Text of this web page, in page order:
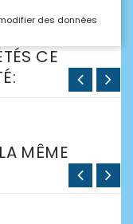
des données
CE
MÊME